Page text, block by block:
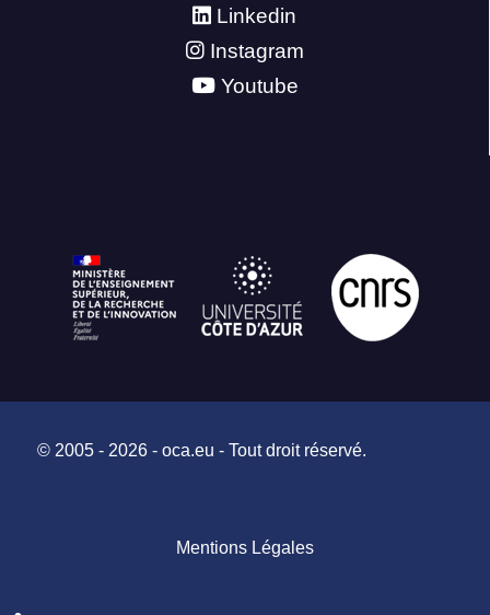
Linkedin
Instagram
Youtube
© 2005 - 2026 - oca.eu - Tout droit réservé.
Mentions Légales